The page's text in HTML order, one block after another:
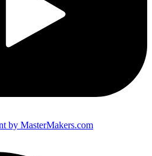
by MasterMakers.com